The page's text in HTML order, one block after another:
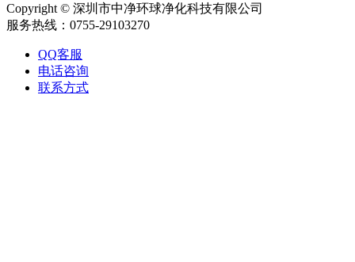
Copyright © 深圳市中净环球净化科技有限公司
服务热线：0755-29103270
QQ客服
电话咨询
联系方式